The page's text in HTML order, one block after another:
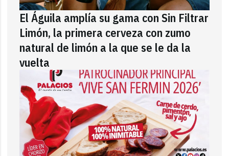
El Águila amplía su gama con Sin Filtrar
Limón, la primera cerveza con zumo
natural de limón a la que se le da la
vuelta